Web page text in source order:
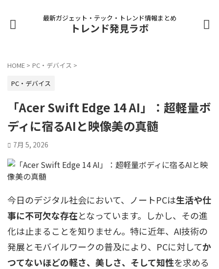
最新ガジェット・テック・トレンド情報まとめ
トレンド発見ラボ
HOME > PC・デバイス >
PC・デバイス
「Acer Swift Edge 14 AI」：超軽量ボ
ディに宿るAIと映像美の真髄
7月 5, 2026
今日のデジタル社会において、ノートPCは生活や仕
事に不可欠な存在となっています。しかし、その進
化は止まることを知りません。特に近年、AI技術の
発展とモバイルワークの普及により、PCに対してか
つてないほどの軽さ、美しさ、そして知性を求める